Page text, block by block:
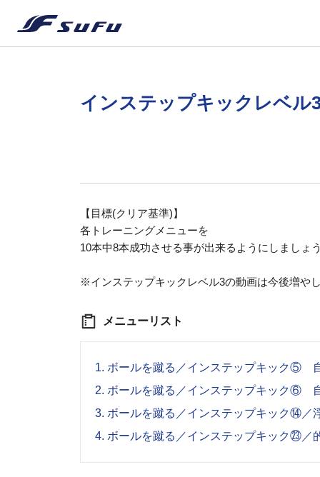
インステップキックレベル
【目標(クリア基準)】
各トレーニングメニューを
10本中8本成功させる事が出来るようにしましょ
※インステップキックレベル3の動画は今後増や
メニューリスト
1. ボールを蹴る／インステップキック⑤
2. ボールを蹴る／インステップキック⑥
3. ボールを蹴る／インステップキック⑭／
4. ボールを蹴る／インステップキック㉓／